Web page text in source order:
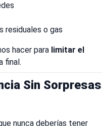
residuales o gas
hacer para limitar el
final.
Sin Sorpresas
nunca deberías tener